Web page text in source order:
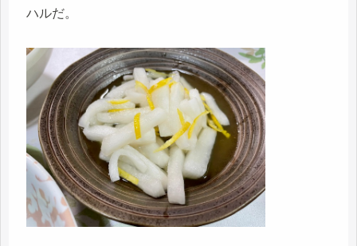
ハルだ。